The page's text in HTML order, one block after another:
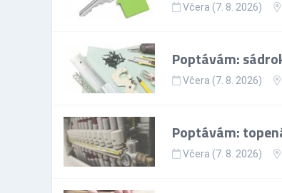
Včera (7. 8. 2026)
Poptávám:
Včera (7. 8. 2026)
Poptávám:
Včera (7. 8. 2026)